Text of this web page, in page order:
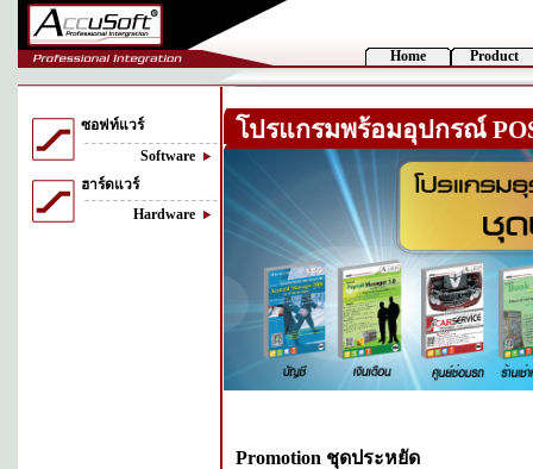
Home Product
ซอฟท์แวร์
Software
ฮาร์ดแวร์
Hardware
โปรแกรมพร้อมอุปกรณ์
Promotion ชุดประหยัด